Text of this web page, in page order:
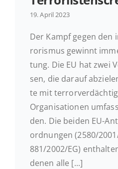
19. April 2023
Der Kampf gegen
ro­ris­mus gewinnt
tung. Die EU hat zwei
sen, die darauf
te mit
Or­ga­ni­sa­tio­nen
den. Die beiden EU-
ord­nun­gen (2580/
881/2002/EG)
denen alle [...]